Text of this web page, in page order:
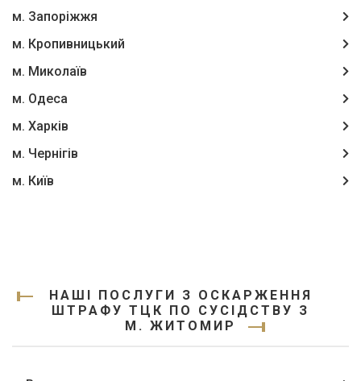
м. Запоріжжя
м. Кропивницький
м. Миколаїв
м. Одеса
м. Харків
м. Чернігів
м. Київ
НАШІ ПОСЛУГИ З ОСКАРЖЕННЯ
ШТРАФУ ТЦК ПО СУСІДСТВУ З
М. ЖИТОМИР